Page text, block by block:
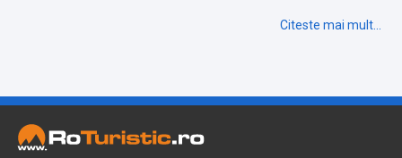
Citeste mai mult...